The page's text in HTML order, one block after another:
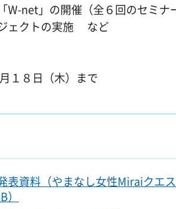
net」の開催（全６回のセミナ
ェクトの実施 など
８日（木）まで
表資料（やまなし女性Miraiクエ